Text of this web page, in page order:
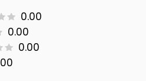
0.00
0.00
0.00